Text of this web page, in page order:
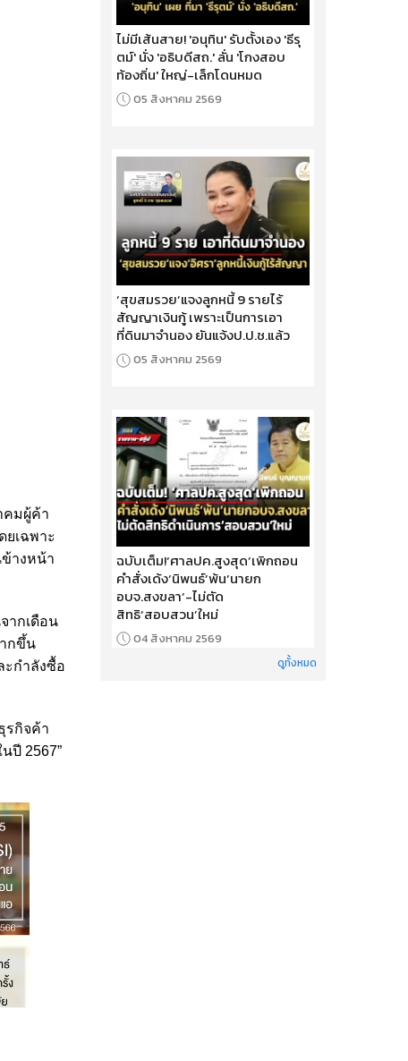
คมผู้ค้า
เฉพาะ
างหน้า
ากเดือน
กขึ้น
กำลังซื้อ
รกิจค้า
ปี 2567”
ไม่มีเส้นสาย! 'อนุทิน' รับตั้งเอง 'ธีรุ
ตม์' นั่ง 'อธิบดีสถ.' ลั่น 'โกงสอบ
ท้องถิ่น' ใหญ่-เล็กโดนหมด
05 สิงหาคม 2569
‘สุขสมรวย’แจงลูกหนี้ 9 รายไร้
สัญญาเงินกู้ เพราะเป็นการเอา
ที่ดินมาจำนอง ยันแจ้งป.ป.ช.แล้ว
05 สิงหาคม 2569
ฉบับเต็ม!‘ศาลปค.สูงสุด’เพิกถอน
คำสั่งเด้ง‘นิพนธ์’พ้น‘นายก
อบจ.สงขลา’-ไม่ตัด
สิทธิ‘สอบสวน’ใหม่
04 สิงหาคม 2569
ดูทั้งหมด